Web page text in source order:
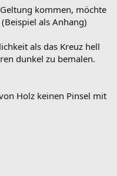
kommen, möchte
als Anhang)
als das Kreuz hell
dunkel zu bemalen.
Holz keinen Pinsel mit